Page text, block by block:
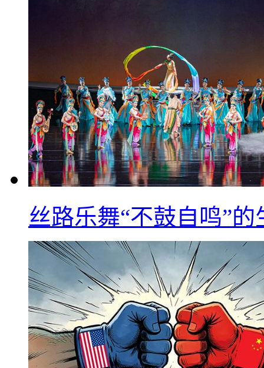
丝路乐舞“不鼓自鸣”